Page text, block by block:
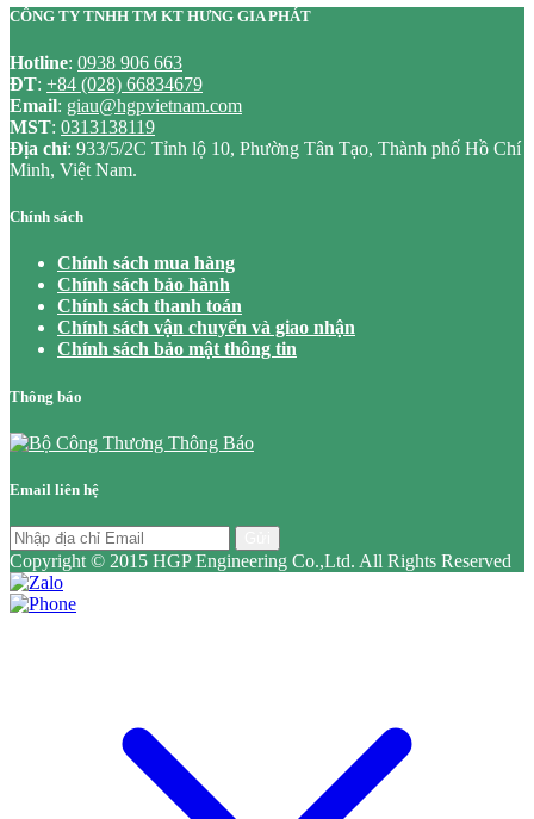
CÔNG TY TNHH TM KT HƯNG GIA PHÁT
Hotline: 0938 906 663
ĐT: +84 (028) 66834679
Email: giau@hgpvietnam.com
MST: 0313138119
Địa chỉ: 933/5/2C Tỉnh lộ 10, Phường Tân Tạo, Thành phố Hồ Chí
Minh, Việt Nam.
Chính sách
Chính sách mua hàng
Chính sách bảo hành
Chính sách thanh toán
Chính sách vận chuyển và giao nhận
Chính sách bảo mật thông tin
Thông báo
Email liên hệ
Copyright © 2015 HGP Engineering Co.,Ltd. All Rights Reserved